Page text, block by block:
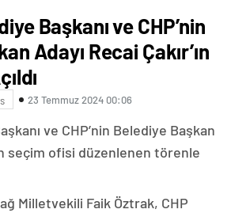
Başkanı ve CHP’nin
Adayı Recai Çakır’ın
23 Temmuz 2024 00:06
ve CHP’nin Belediye Başkan
seçim ofisi düzenlenen törenle
Milletvekili Faik Öztrak, CHP